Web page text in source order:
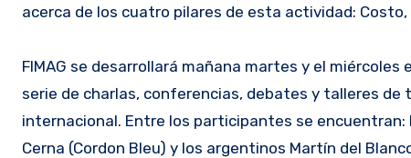
acerca de los cuatro pilares de esta actividad: Costo,
FIMAG se desarrollará mañana martes y el
serie de charlas, conferencias, debates y talleres
internacional. Entre los participantes se encuentran:
Cerna (Cordon Bleu) y los argentinos Martín del